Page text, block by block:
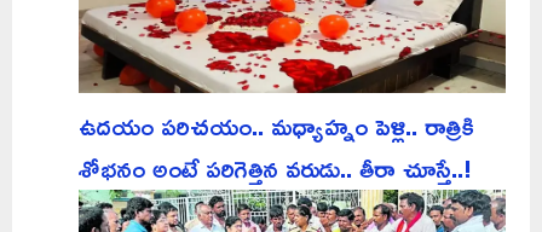
ఉదయం పరిచయం.. మధ్యాహ్నం పెళ్లి.. రాత్రికి
శోభనం అంటే పరిగెత్తిన వరుడు.. తీరా చూస్తే..!